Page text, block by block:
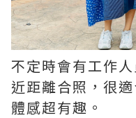
不定時會有工作
近距離合照，很
體感超有趣。